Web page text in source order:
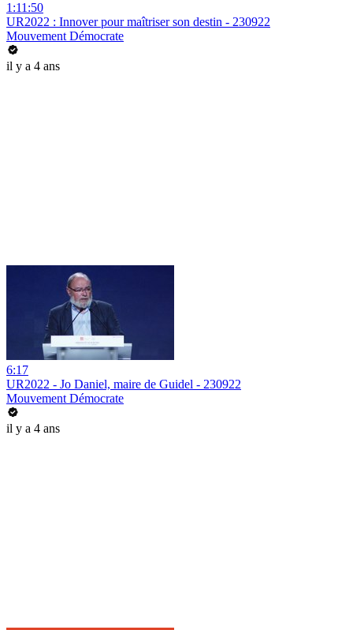
1:11:50
UR2022 : Innover pour maîtriser son destin - 230922
Mouvement Démocrate
il y a 4 ans
6:17
UR2022 - Jo Daniel, maire de Guidel - 230922
Mouvement Démocrate
il y a 4 ans